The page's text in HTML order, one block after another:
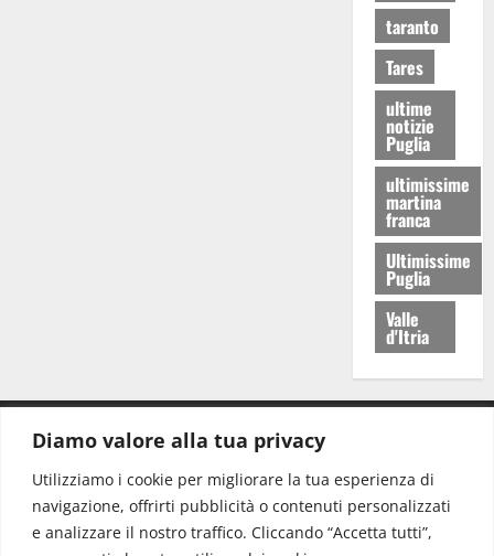
Diamo valore alla tua privacy
Utilizziamo i cookie per migliorare la tua esperienza di
navigazione, offrirti pubblicità o contenuti personalizzati
e analizzare il nostro traffico. Cliccando “Accetta tutti”,
taranto
Tares
ultime
notizie
Puglia
ultimissime
martina
franca
Ultimissime
Puglia
Valle
d'Itria
Redazione: redazione@www.martinasera.it
Direttore:direttore@www.martinasera.it